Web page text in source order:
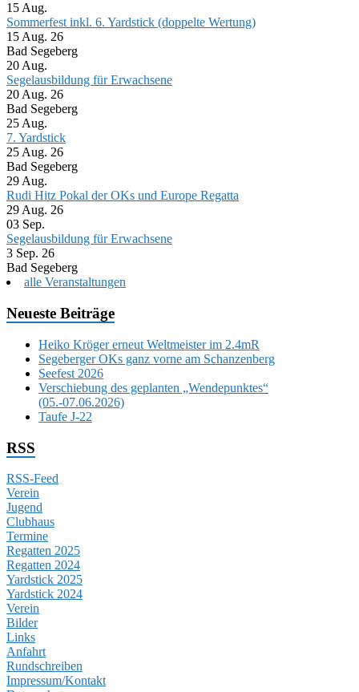
15Aug.
Sommerfest inkl. 6. Yardstick (doppelte Wertung)
15 Aug. 26
Bad Segeberg
20Aug.
Segelausbildung für Erwachsene
20 Aug. 26
Bad Segeberg
25Aug.
7. Yardstick
25 Aug. 26
Bad Segeberg
29Aug.
Rudi Hitz Pokal der OKs und Europe Regatta
29 Aug. 26
03 Sep.
Segelausbildung für Erwachsene
3 Sep. 26
Bad Segeberg
alle Veranstaltungen
Neueste Beiträge
Heiko Kröger erneut Weltmeister im 2.4mR
Segeberger OKs ganz vorne am Schanzenberg
Seefest 2026
Verschiebung des geplanten „Wendepunktes“
(05.-07.06.2026)
Taufe J-22
RSS
RSS-Feed
Verein
Jugend
Clubhaus
Termine
Regatten 2025
Regatten 2024
Yardstick 2025
Yardstick 2024
Verein
Bilder
Links
Anfahrt
Rundschreiben
Impressum/Kontakt